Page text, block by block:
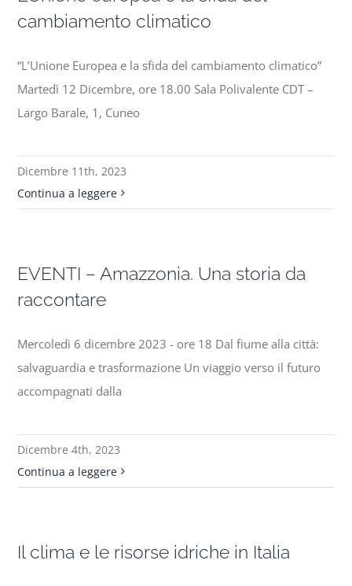
cambiamento climatico
“L’Unione Europea e la sfida del cambiamento climatico”
Martedì 12 Dicembre, ore 18.00 Sala Polivalente CDT –
Largo Barale, 1, Cuneo
Dicembre 11th, 2023
Continua a leggere
EVENTI – Amazzonia. Una storia da
raccontare
Mercoledì 6 dicembre 2023 - ore 18 Dal fiume alla città:
salvaguardia e trasformazione Un viaggio verso il futuro
accompagnati dalla
Dicembre 4th, 2023
Continua a leggere
Il clima e le risorse idriche in Italia